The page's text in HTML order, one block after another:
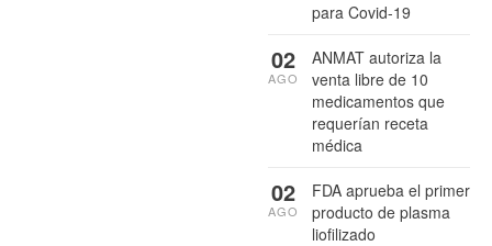
para Covid-19
ANMAT autoriza la
venta libre de 10
medicamentos que
requerían receta
médica
02
AGO
FDA aprueba el primer
producto de plasma
liofilizado
02
AGO